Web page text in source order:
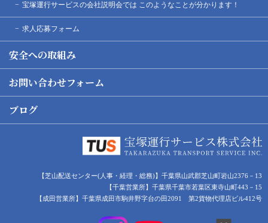
宝塚運行サービスの会社説明会では このようなことが分かります！
求人応募フォーム
安全への取組み
お問い合わせフォーム
ブログ
【芝山配送センター(人事・経理・総務)】千葉県山武郡芝山町岩山2376－13
【千葉営業所】千葉県千葉市若葉区東寺山町443－15
【成田営業所】千葉県成田市駒井野字台の田2091 第2貨物代理店ビル412号